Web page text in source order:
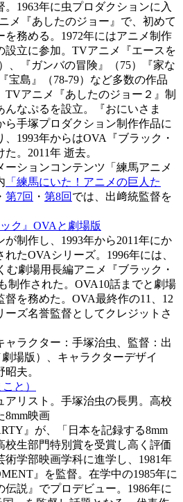
。1963年に虫プロダクションに入
メ『あしたのジョー』で、初めて
を務める。1972年にはアニメ制作
設立に参加。TVアニメ『エースを
、『ガンバの冒険』（75）『家な
宝島』（78-79）など多数の作品
TVアニメ『あしたのジョー２』制
んなぷるを設立。『おにいさま
ら手塚プロダクション制作作品に
、1993年からはOVA『ブラック・
。2011年 逝去。
ションコンテンツ「練馬アニメ
「練馬にいた！アニメの巨人た
・ 第7回 ・ 第8回 では、出﨑統監督を
ク』OVAと劇場版
制作し、1993年から2011年にか
たOVAシリーズ。1996年には、
む劇場用長編アニメ『ブラック・
制作された。OVA10話までと劇場
督を務めた。OVA最終作の11、12
ーズ名誉監督としてクレジットさ
ャラクター：手塚治虫、監督：出
場版）、キャラクターデザイ
夫。
と）
アリスト。手塚治虫の長男。高校
8mm映画
』が、「日本を記録する8mm
校生部門特別賞を受賞し高く評価
術学部映画学科に進学し、1981年
』を監督。在学中の1985年に
伝説』でプロデビュー。1986年に